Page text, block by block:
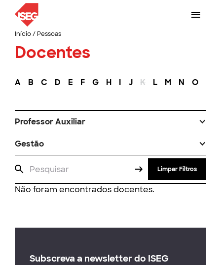
Início/ Pessoas
Docentes
A B C D E F G H I J K L M N O
Professor Auxiliar
Gestão
Limpar Filtros
Não foram encontrados docentes.
Subscreva a newsletter do ISEG